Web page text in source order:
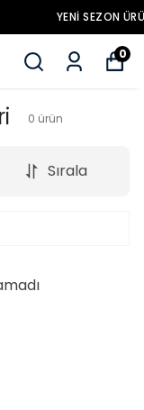
0
0 ürün
Sırala